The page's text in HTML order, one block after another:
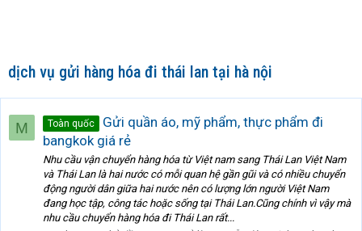
dịch vụ gửi hàng hóa đi thái lan tại hà nội
M Toàn quốc
Gửi quần áo, mỹ phẩm, thực phẩm đi
bangkok giá rẻ
Nhu cầu vận chuyển hàng hóa từ Việt nam sang Thái Lan Việt Nam
và Thái Lan là hai nước có mỗi quan hệ gần gũi và có nhiều chuyển
động người dân giữa hai nước nên có lượng lớn người Việt Nam
đang học tập, công tác hoặc sống tại Thái Lan.Cũng chính vì vậy mà
nhu cầu chuyển hàng hóa đi Thái Lan rất...